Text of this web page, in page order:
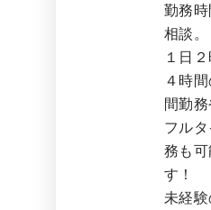
勤務
相談。
１日
４時
間勤務
フル
務も
す！
未経